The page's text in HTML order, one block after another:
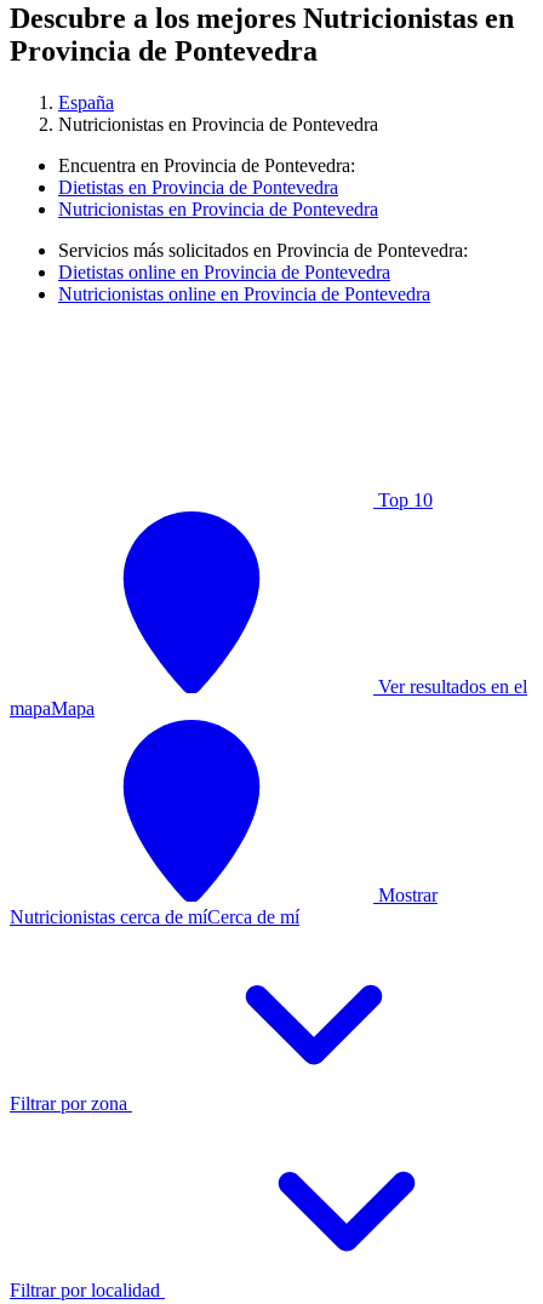
Descubre a los mejores Nutricionistas en
Provincia de Pontevedra
España
Nutricionistas en Provincia de Pontevedra
Encuentra en Provincia de Pontevedra:
Dietistas en Provincia de Pontevedra
Nutricionistas en Provincia de Pontevedra
Servicios más solicitados en Provincia de Pontevedra:
Dietistas online en Provincia de Pontevedra
Nutricionistas online en Provincia de Pontevedra
Top 10
Ver resultados en el
mapaMapa
Mostrar
Nutricionistas cerca de míCerca de mí
Filtrar por zona
Filtrar por localidad